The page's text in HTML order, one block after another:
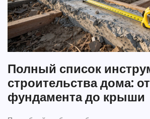
Полный список
строительства дома: от
фундамента до крыши